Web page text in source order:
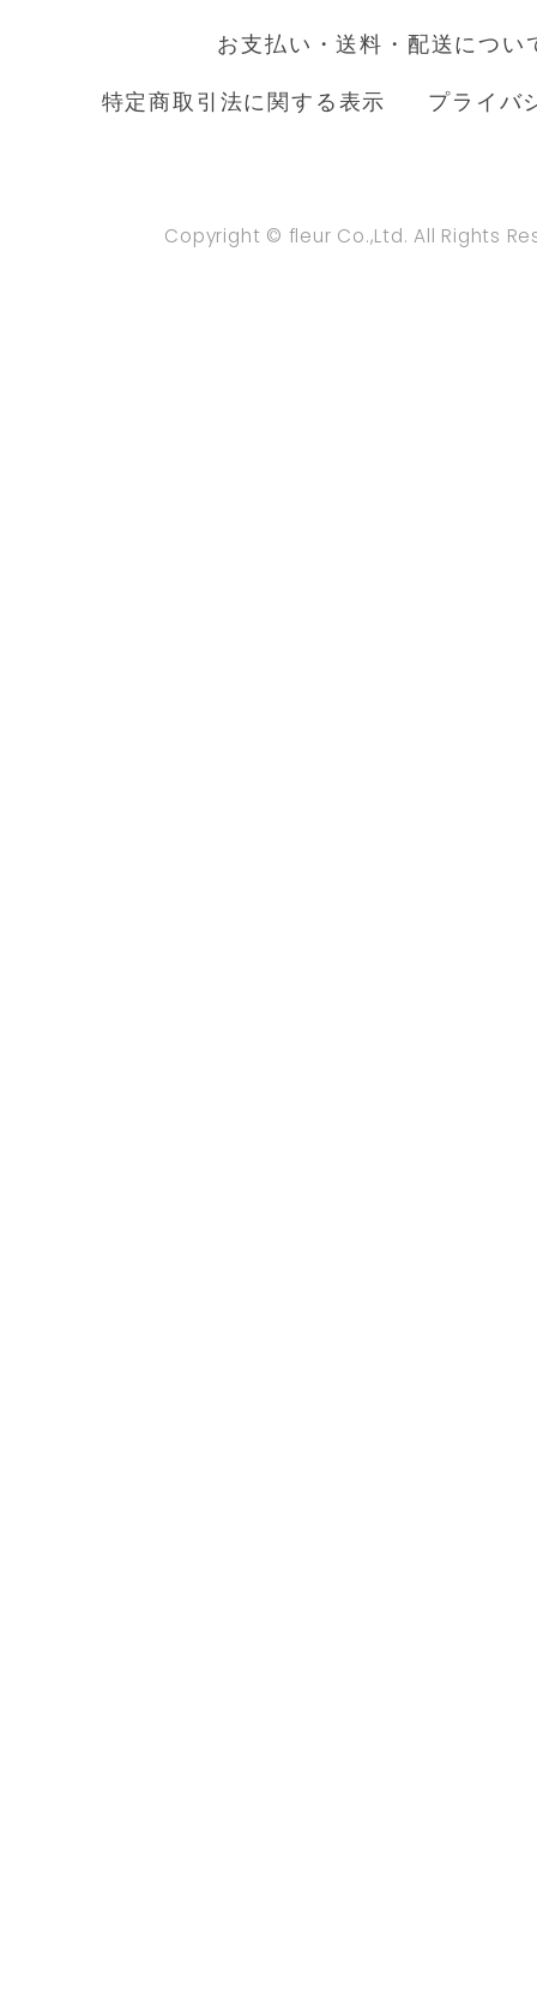
お支払い・送料・配送につい
特定商取引法に関する表示 プライバ
Copyright © fleur Co.,Ltd. All Rights